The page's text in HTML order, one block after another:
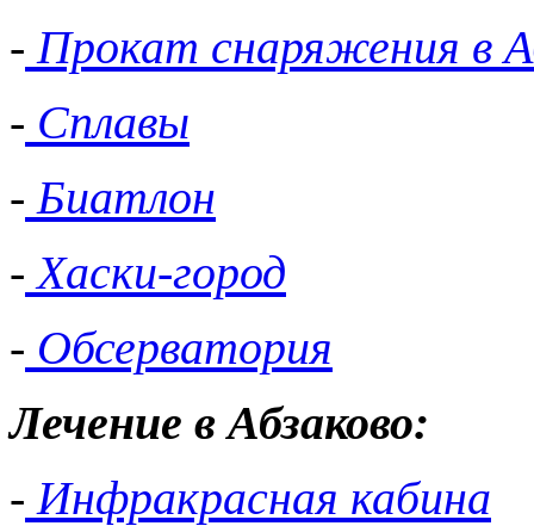
- Прокат снаряжения в
- Сплавы
- Биатлон
- Хаски-город
- Обсерватория
Лечение в Абзаково:
- Инфракрасная кабина